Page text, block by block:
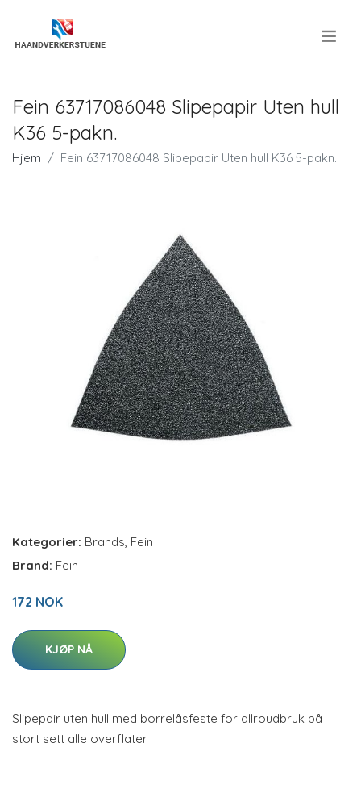
Fein 63717086048 Slipepapir Uten hull
K36 5-pakn.
Hjem Fein 63717086048 Slipepapir Uten hull K36 5-pakn.
Kategorier: Brands, Fein
Brand: Fein
172 NOK
KJØP NÅ
Slipepair uten hull med borrelåsfeste for allroudbruk på
stort sett alle overflater.